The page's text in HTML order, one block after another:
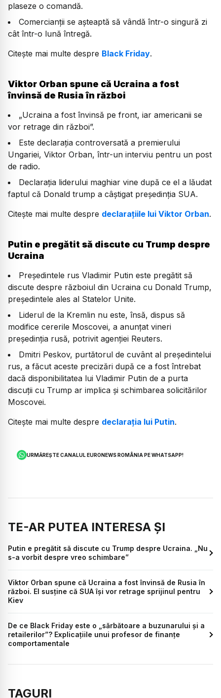
plaseze o comandă.
Comercianții se așteaptă să vândă într-o singură zi
cât într-o lună întregă.
Citește mai multe despre Black Friday.
Viktor Orban spune că Ucraina a fost
învinsă de Rusia în război
„Ucraina a fost învinsă pe front, iar americanii se
vor retrage din război”.
Este declarația controversată a premierului
Ungariei, Viktor Orban, într-un interviu pentru un post
de radio.
Declarația liderului maghiar vine după ce el a lăudat
faptul că Donald trump a câștigat președinția SUA.
Citește mai multe despre declarațiile lui Viktor Orban.
Putin e pregătit să discute cu Trump despre
Ucraina
Președintele rus Vladimir Putin este pregătit să
discute despre războiul din Ucraina cu Donald Trump,
președintele ales al Statelor Unite.
Liderul de la Kremlin nu este, însă, dispus să
modifice cererile Moscovei, a anunțat vineri
președinția rusă, potrivit agenției Reuters.
Dmitri Peskov, purtătorul de cuvânt al preşedintelui
rus, a făcut aceste precizări după ce a fost întrebat
dacă disponibilitatea lui Vladimir Putin de a purta
discuții cu Trump ar implica și schimbarea solicitărilor
Moscovei.
Citește mai multe despre declarația lui Putin.
URMĂREȘTE CANALUL EURONEWS ROMÂNIA PE WHATSAPP!
TE-AR PUTEA INTERESA ȘI
Putin e pregătit să discute cu Trump despre Ucraina. „Nu
s-a vorbit despre vreo schimbare”
Viktor Orban spune că Ucraina a fost învinsă de Rusia în
război. El susține că SUA își vor retrage sprijinul pentru
Kiev
De ce Black Friday este o „sărbătoare a buzunarului și a
retailerilor”? Explicațiile unui profesor de finanțe
comportamentale
TAGURI